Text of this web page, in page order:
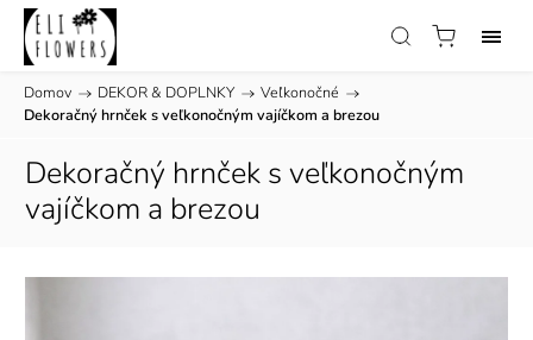
Domov / DEKOR & DOPLNKY / Veľkonočné /
Dekoračný hrnček s veľkonočným vajíčkom a brezou
Dekoračný hrnček s veľkonočným
vajíčkom a brezou